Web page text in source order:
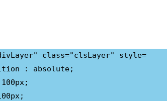
class="clsLayer" style=
: absolute;